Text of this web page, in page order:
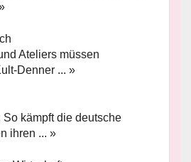
Ateliers müssen
Denner ... »
kämpft die deutsche
ihren ... »